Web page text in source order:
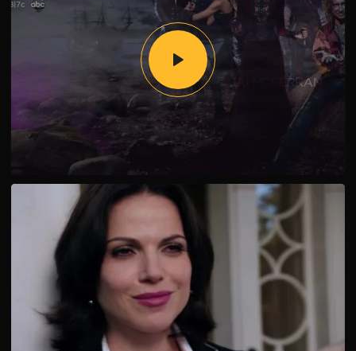
капитана Крюка, который является заклятым врагом
Голда, но и великана. Ей удается объединить силы со
своей дочерью Реджиной. Теперь их путь лежит в
хранилище Румпеля, где находится реликтовая вещь –
кинжал.
Голд же отправился на поиски своего сына. Его путь
лежит в Нью-Йорк. Румпельштильцхену, Эмме и ее
сыну Генри удается выбраться из Сторибрука, не
потеряв память.Голду все-таки находит своего сына –
Нила. Однако за ними пребывает капитан Крюк,
который ранит Румпеля и отправляет их обратно в
Сторибрук. Вскоре в городок приезжает дама сердца
Нила Тамара. Только она совершенно не тот человек,
кем представляется!